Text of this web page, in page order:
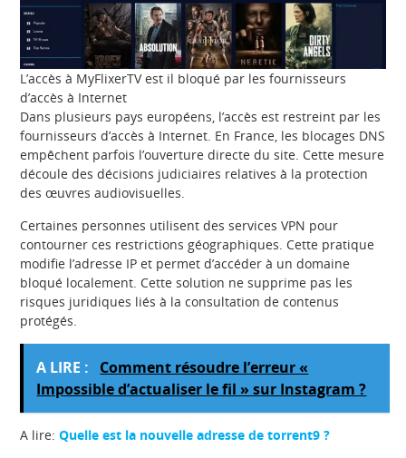
L’accès à MyFlixerTV est il bloqué par les fournisseurs
d’accès à Internet
Dans plusieurs pays européens, l’accès est restreint par les
fournisseurs d’accès à Internet. En France, les blocages DNS
empêchent parfois l’ouverture directe du site. Cette mesure
découle des décisions judiciaires relatives à la protection
des œuvres audiovisuelles.
Certaines personnes utilisent des services VPN pour
contourner ces restrictions géographiques. Cette pratique
modifie l’adresse IP et permet d’accéder à un domaine
bloqué localement. Cette solution ne supprime pas les
risques juridiques liés à la consultation de contenus
protégés.
A LIRE :
Comment résoudre l’erreur «
Impossible d’actualiser le fil » sur Instagram ?
A lire:Quelle est la nouvelle adresse de torrent9 ?